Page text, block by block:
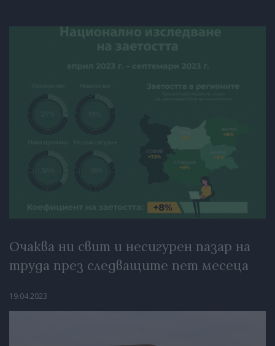
Очаква ни свит и несигурен пазар на
труда през следващите пет месеца
19.04.2023